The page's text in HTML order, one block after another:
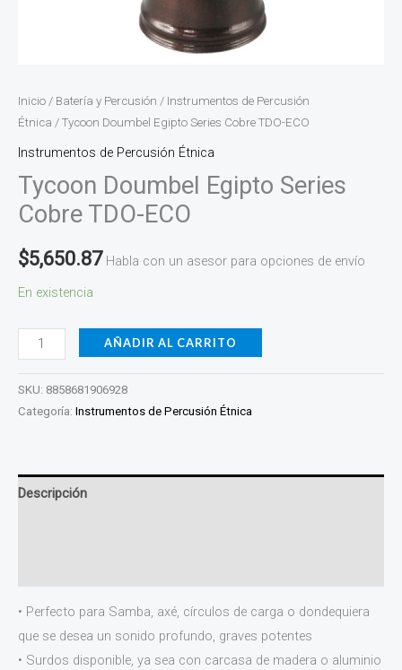
Inicio / Batería y Percusión / Instrumentos de Percusión
Étnica / Tycoon Doumbel Egipto Series Cobre TDO-ECO
Instrumentos de Percusión Étnica
Tycoon Doumbel Egipto Series
Cobre TDO-ECO
$5,650.87 Habla con un asesor para opciones de envío
En existencia
AÑADIR AL CARRITO
SKU: 8858681906928
Categoría: Instrumentos de Percusión Étnica
Descripción
• Perfecto para Samba, axé, círculos de carga o dondequiera
que se desea un sonido profundo, graves potentes
• Surdos disponible, ya sea con carcasa de madera o aluminio